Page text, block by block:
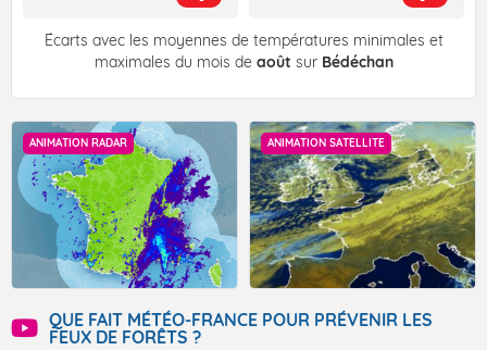
Écarts avec les moyennes de températures minimales et
maximales du mois de août sur Bédéchan
ANIMATION RADAR ANIMATION SATELLITE
QUE FAIT MÉTÉO-FRANCE POUR PRÉVENIR LES
FEUX DE FORÊTS ?